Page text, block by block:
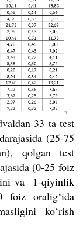
33 ta test
(25-75
qolgan test
(0-25 foiz
va 1-qiyinlik
foiz oralig‘ida
ko‘rish